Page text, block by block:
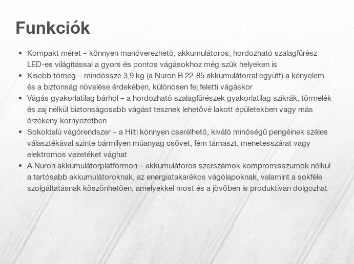
Funkciók
Kompakt méret – könnyen manőverezhető, akkumulátoros, hordozható szalagfűrész
LED-es világítással a gyors és pontos vágásokhoz még szűk helyeken is
Kisebb tömeg – mindössze 3,9 kg (a Nuron B 22-85 akkumulátorral együtt) a kényelem
és a biztonság növelése érdekében, különösen fej feletti vágáskor
Vágás gyakorlatilag bárhol – a hordozható szalagfűrészek gyakorlatilag szikrák, törmelék
és zaj nélkül biztonságosabb vágást tesznek lehetővé lakott épületekben vagy más
érzékeny környezetben
Sokoldalú vágórendszer – a Hilti könnyen cserélhető, kiváló minőségű pengéinek széles
választékával szinte bármilyen műanyag csövet, fém támaszt, menetesszárat vagy
elektromos vezetéket vághat
A Nuron akkumulátorplatformon – akkumulátoros szerszámok kompromisszumok nélkül
a tartósabb akkumulátoroknak, az energiatakarékos vágólapoknak, valamint a sokféle
szolgáltatásnak köszönhetően, amelyekkel most és a jövőben is produktívan dolgozhat